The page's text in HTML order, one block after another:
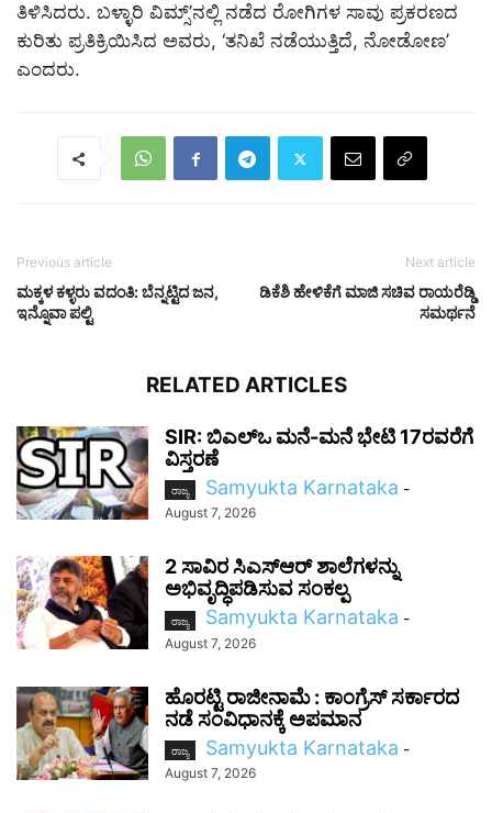
ತಿಳಿಸಿದರು. ಬಳ್ಳಾರಿ ವಿಮ್ಸ್’ನಲ್ಲಿ ನಡೆದ ರೋಗಿಗಳ ಸಾವು ಪ್ರಕರಣದ
ಕುರಿತು ಪ್ರತಿಕ್ರಿಯಿಸಿದ ಅವರು, ‘ತನಿಖೆ ನಡೆಯುತ್ತಿದೆ, ನೋಡೋಣ’
ಎಂದರು.
Previous article
ಮಕ್ಕಳ ಕಳ್ಳರು ವದಂತಿ: ಬೆನ್ನಟ್ಟಿದ ಜನ,
ಇನ್ನೊವಾ ಪಲ್ಟಿ
Next article
ಡಿಕೆಶಿ ಹೇಳಿಕೆಗೆ ಮಾಜಿ ಸಚಿವ ರಾಯರೆಡ್ಡಿ
ಸಮರ್ಥನೆ
RELATED ARTICLES
SIR: ಬಿಎಲ್ಒ ಮನೆ-ಮನೆ ಭೇಟಿ 17ರವರೆಗೆ
ವಿಸ್ತರಣೆ
ರಾಜ್ಯ Samyukta Karnataka -
August 7, 2026
2 ಸಾವಿರ ಸಿಎಸ್‌ಆರ್ ಶಾಲೆಗಳನ್ನು
ಅಭಿವೃದ್ಧಿಪಡಿಸುವ ಸಂಕಲ್ಪ
ರಾಜ್ಯ Samyukta Karnataka -
August 7, 2026
ಹೊರಟ್ಟಿ ರಾಜೀನಾಮೆ : ಕಾಂಗ್ರೆಸ್ ಸರ್ಕಾರದ
ನಡೆ ಸಂವಿಧಾನಕ್ಕೆ ಅಪಮಾನ
ರಾಜ್ಯ Samyukta Karnataka -
August 7, 2026